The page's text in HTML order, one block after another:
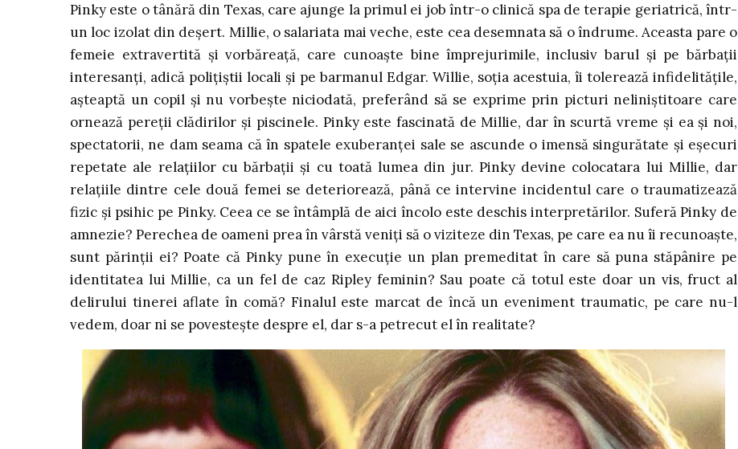
Pinky este o tânără din Texas, care ajunge la primul ei job într-o clinică spa de terapie geriatrică, într-
un loc izolat din deșert. Millie, o salariata mai veche, este cea desemnata să o îndrume. Aceasta pare o
femeie extravertită și vorbăreață, care cunoaște bine împrejurimile, inclusiv barul și pe bărbații
interesanți, adică polițiștii locali și pe barmanul Edgar. Willie, soția acestuia, îi tolerează infidelitățile,
așteaptă un copil și nu vorbește niciodată, preferând să se exprime prin picturi neliniștitoare care
ornează pereții clădirilor și piscinele. Pinky este fascinată de Millie, dar în scurtă vreme și ea și noi,
spectatorii, ne dam seama că în spatele exuberanței sale se ascunde o imensă singurătate și eșecuri
repetate ale relațiilor cu bărbații și cu toată lumea din jur. Pinky devine colocatara lui Millie, dar
relațiile dintre cele două femei se deteriorează, până ce intervine incidentul care o traumatizează
fizic și psihic pe Pinky. Ceea ce se întâmplă de aici încolo este deschis interpretărilor. Suferă Pinky de
amnezie? Perechea de oameni prea în vârstă veniți să o viziteze din Texas, pe care ea nu îi recunoaște,
sunt părinții ei? Poate că Pinky pune în execuție un plan premeditat în care să puna stăpânire pe
identitatea lui Millie, ca un fel de caz Ripley feminin? Sau poate că totul este doar un vis, fruct al
delirului tinerei aflate în comă? Finalul este marcat de încă un eveniment traumatic, pe care nu-l
vedem, doar ni se povestește despre el, dar s-a petrecut el în realitate?